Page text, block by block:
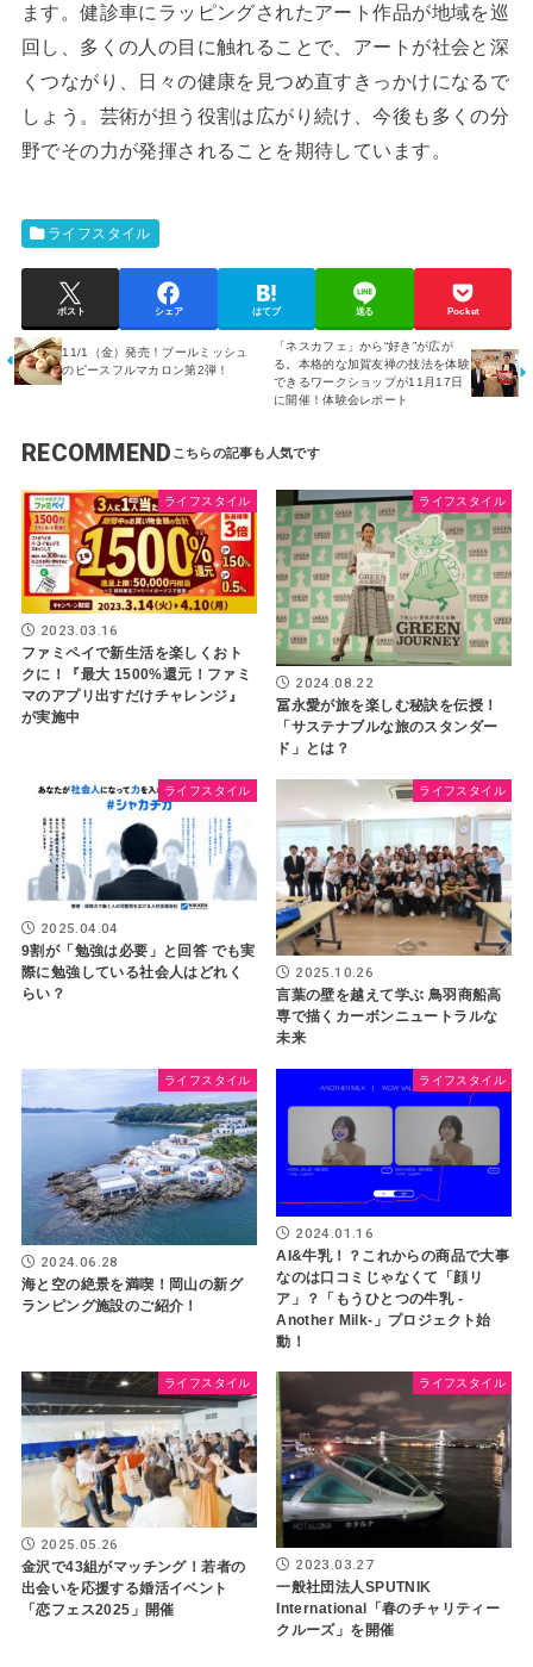
ます。健診車にラッピングされたアート作品が地域を巡
回し、多くの人の目に触れることで、アートが社会と深
くつながり、日々の健康を見つめ直すきっかけになるで
しょう。芸術が担う役割は広がり続け、今後も多くの分
野でその力が発揮されることを期待しています。
ライフスタイル
ポスト シェア はてブ 送る Pocket
11/1（金）発売！ブールミッシュ
のピースフルマカロン第2弾！
「ネスカフェ」から“好き”が広が
る。本格的な加賀友禅の技法を体験
できるワークショップが11月17日
に開催！体験会レポート
RECOMMEND
ライフスタイル
2023.03.16
ファミペイで新生活を楽しくおト
クに！『最大 1500%還元！ファミ
マのアプリ出すだけチャレンジ』
が実施中
ライフスタイル
2024.08.22
冨永愛が旅を楽しむ秘訣を伝授！
「サステナブルな旅のスタンダー
ド」とは？
ライフスタイル
2025.04.04
9割が「勉強は必要」と回答 でも実
際に勉強している社会人はどれく
らい？
ライフスタイル
2025.10.26
言葉の壁を越えて学ぶ 鳥羽商船高
専で描くカーボンニュートラルな
未来
ライフスタイル
2024.06.28
海と空の絶景を満喫！岡山の新グ
ランピング施設のご紹介！
ライフスタイル
2024.01.16
AI&牛乳！？これからの商品で大事
なのは口コミじゃなくて「顔リ
ア」？「もうひとつの牛乳 -
Another Milk-」プロジェクト始
動！
ライフスタイル
2025.05.26
金沢で43組がマッチング！若者の
出会いを応援する婚活イベント
「恋フェス2025」開催
ライフスタイル
2023.03.27
一般社団法人SPUTNIK
International「春のチャリティー
クルーズ」を開催